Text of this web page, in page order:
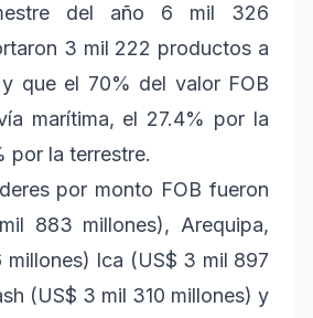
del año 6 mil 326
3 mil 222 productos a
que el 70% del valor FOB
marítima, el 27.4% por la
por la terrestre.
por monto FOB fueron
883 millones), Arequipa,
millones) Ica (US$ 3 mil 897
(US$ 3 mil 310 millones) y